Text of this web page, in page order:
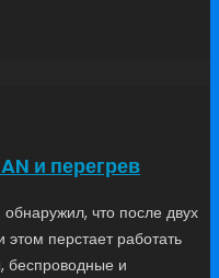
и перегрев
что после двух
перстает работать
беспроводные и